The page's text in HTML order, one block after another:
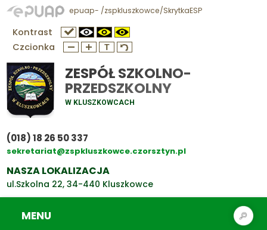
epuap- /zspkluszkowce/SkrytkaESP
Kontrast
Czcionka
ZESPÓŁ SZKOLNO-
PRZEDSZKOLNY
W KLUSZKOWCACH
(018) 18 26 50 337
sekretariat@zspkluszkowce.czorsztyn.pl
NASZA LOKALIZACJA
ul.Szkolna 22, 34-440 Kluszkowce
MENU